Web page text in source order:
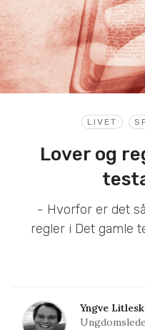
LIVET
Lover og
- Hvorfor er det
regler i Det gamle
Yngve